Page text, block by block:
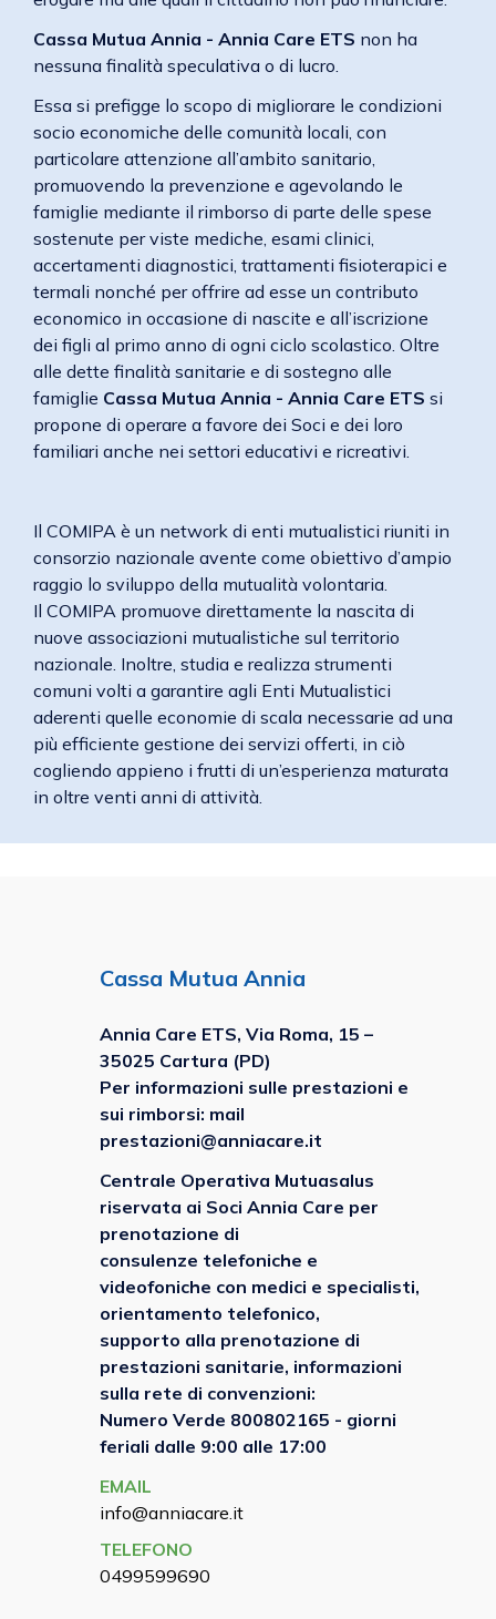
Cassa Mutua Annia - Annia Care ETS non ha
nessuna finalità speculativa o di lucro.
Essa si prefigge lo scopo di migliorare le condizioni
socio economiche delle comunità locali, con
particolare attenzione all’ambito sanitario,
promuovendo la prevenzione e agevolando le
famiglie mediante il rimborso di parte delle spese
sostenute per viste mediche, esami clinici,
accertamenti diagnostici, trattamenti fisioterapici e
termali nonché per offrire ad esse un contributo
economico in occasione di nascite e all’iscrizione
dei figli al primo anno di ogni ciclo scolastico. Oltre
alle dette finalità sanitarie e di sostegno alle
famiglie Cassa Mutua Annia - Annia Care ETS si
propone di operare a favore dei Soci e dei loro
familiari anche nei settori educativi e ricreativi.
Il COMIPA è un network di enti mutualistici riuniti in
consorzio nazionale avente come obiettivo d’ampio
raggio lo sviluppo della mutualità volontaria.
Il COMIPA promuove direttamente la nascita di
nuove associazioni mutualistiche sul territorio
nazionale. Inoltre, studia e realizza strumenti
comuni volti a garantire agli Enti Mutualistici
aderenti quelle economie di scala necessarie ad una
più efficiente gestione dei servizi offerti, in ciò
cogliendo appieno i frutti di un’esperienza maturata
in oltre venti anni di attività.
Cassa Mutua Annia
Annia Care ETS, Via Roma, 15 –
35025 Cartura (PD)
Per informazioni sulle prestazioni e
sui rimborsi: mail
prestazioni@anniacare.it
Centrale Operativa Mutuasalus
riservata ai Soci Annia Care per
prenotazione di
consulenze telefoniche e
videofoniche con medici e specialisti,
orientamento telefonico,
supporto alla prenotazione di
prestazioni sanitarie, informazioni
sulla rete di convenzioni:
Numero Verde 800802165 - giorni
feriali dalle 9:00 alle 17:00
EMAIL
info@anniacare.it
TELEFONO
0499599690